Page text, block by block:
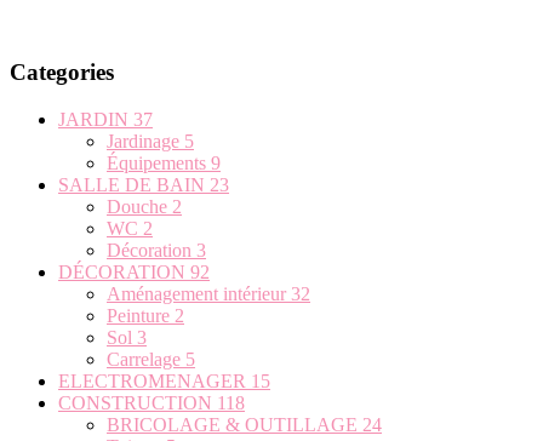
Categories
JARDIN 37
Jardinage 5
Équipements 9
SALLE DE BAIN 23
Douche 2
WC 2
Décoration 3
DÉCORATION 92
Aménagement intérieur 32
Peinture 2
Sol 3
Carrelage 5
ELECTROMENAGER 15
CONSTRUCTION 118
BRICOLAGE & OUTILLAGE 24